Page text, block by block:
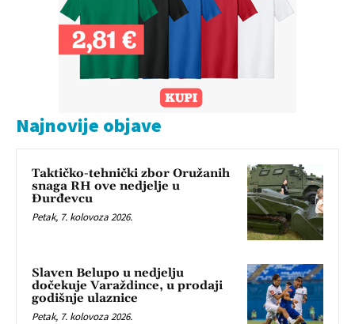
Najnovije objave
Taktičko-tehnički zbor Oružanih
snaga RH ove nedjelje u
Đurđevcu
Petak, 7. kolovoza 2026.
Slaven Belupo u nedjelju
dočekuje Varaždince, u prodaji
godišnje ulaznice
Petak, 7. kolovoza 2026.